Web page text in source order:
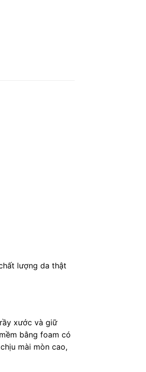
lượng da thật
xước và giữ
bằng foam có
mài mòn cao,